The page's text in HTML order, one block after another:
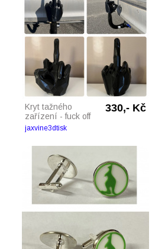
Kryt tažného
zařízení - fuck off
330,- Kč
jaxvine3dtisk